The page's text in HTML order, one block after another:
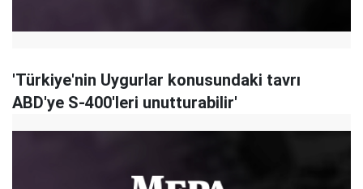
'Türkiye'nin Uygurlar konusundaki tavrı
ABD'ye S-400'leri unutturabilir'